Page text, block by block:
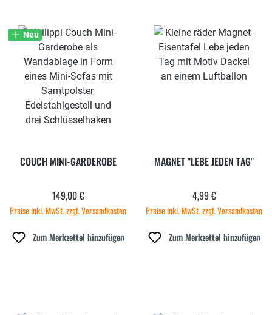
Neu
COUCH MINI-GARDEROBE
Regulärer Preis:
149,00 €
Preise inkl. MwSt. zzgl. Versandkosten
Zum Merkzettel hinzufügen
MAGNET "LEBE JEDEN TAG"
Regulärer Preis:
4,99 €
Preise inkl. MwSt. zzgl. Versandkosten
Zum Merkzettel hinzufügen